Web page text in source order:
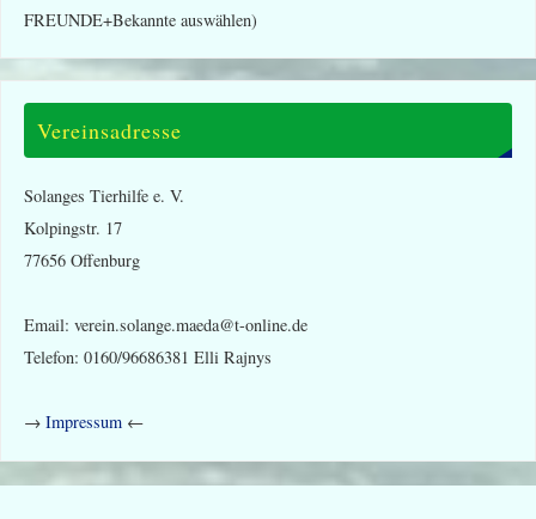
FREUNDE+Bekannte auswählen)
Vereinsadresse
Solanges Tierhilfe e. V.
Kolpingstr. 17
77656 Offenburg
Email: verein.solange.maeda@t-online.de
Telefon: 0160/96686381 Elli Rajnys
→ Impressum←